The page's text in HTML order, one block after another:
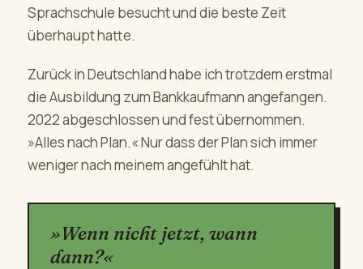
Sprachschule besucht und die beste Zeit
überhaupt hatte.
Zurück in Deutschland habe ich trotzdem erstmal
die Ausbildung zum Bankkaufmann angefangen.
2022 abgeschlossen und fest übernommen.
»Alles nach Plan.« Nur dass der Plan sich immer
weniger nach meinem angefühlt hat.
»Wenn nicht jetzt, wann
dann?«